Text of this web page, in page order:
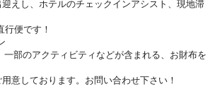
えし、ホテルのチェックインアシスト、現地滞
便です！
部のアクティビティなどが含まれる、お財布を
意しております。お問い合わせ下さい！